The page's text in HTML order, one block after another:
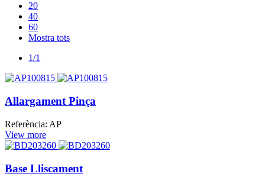
20
40
60
Mostra tots
1/1
Allargament Pinça
Referència: AP
View more
Base Lliscament